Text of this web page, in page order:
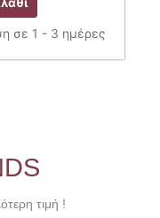
τιμή
είναι:
20.00€.
σε 1 - 3 ημέρες
τιμή !